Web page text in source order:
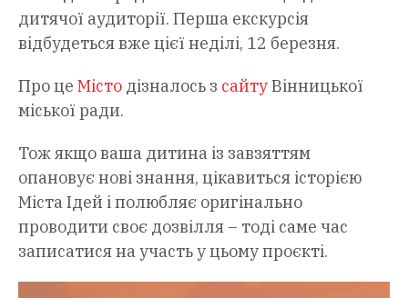
дитячої аудиторії. Перша екскурсія
відбудеться вже цієї неділі, 12 березня.
Про це Місто дізналось з сайтуВінницької
міської ради.
Тож якщо ваша дитина із завзяттям
опановує нові знання, цікавиться історією
Міста Ідей і полюбляє оригінально
проводити своє дозвілля – тоді саме час
записатися на участь у цьому проєкті.